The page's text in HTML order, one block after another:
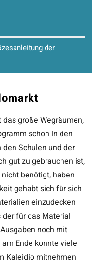
der
große Wegräumen,
schon in den
Schulen und der
gut zu gebrauchen ist,
benötigt, haben
gehabt sich für sich
einzudecken
für das Material
noch mit
Ende konnte viele
Kaleidio mitnehmen.